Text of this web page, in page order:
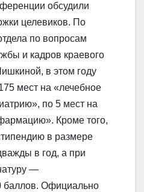
обсудили
целевиков. По
по вопросам
и кадров краевого
в этом году
мест на «лечебное
по 5 мест на
Кроме того,
в размере
в год, а при
—
баллов. Официально